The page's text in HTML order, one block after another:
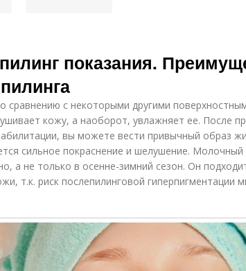
показания.
сравнению с некоторыми другими
кожу, а наоборот, увлажняет ее. После
вы можете вести привычный образ
сильное покраснение и шелушение.
а не только в осенне-зимний сезон. Он
т.к. риск послепилинговой гиперпигментации